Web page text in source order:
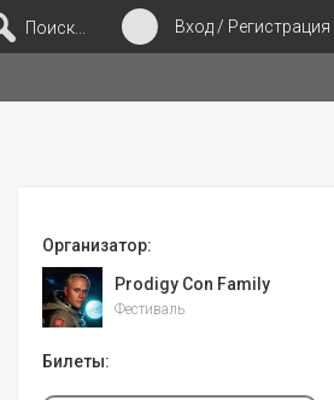
Вход / Регистрация
Поиск...
Организатор:
Prodigy Con Family
Фестиваль
Билеты: